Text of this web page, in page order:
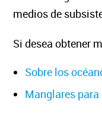
medios de
Si desea obtener
Sobre los
Manglares